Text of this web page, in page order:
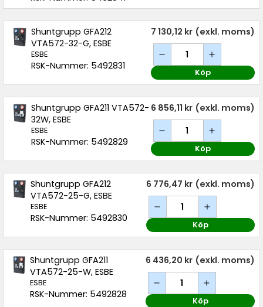
Shuntgrupp GFA212
VTA572-32-G, ESBE
ESBE
RSK-Nummer: 5492831
7 130,12 kr (exkl. moms)
Köp
Shuntgrupp GFA211 VTA572-
32W, ESBE
ESBE
RSK-Nummer: 5492829
6 856,11 kr (exkl. moms)
Köp
Shuntgrupp GFA212
VTA572-25-G, ESBE
ESBE
RSK-Nummer: 5492830
6 776,47 kr (exkl. moms)
Köp
Shuntgrupp GFA211
VTA572-25-W, ESBE
ESBE
RSK-Nummer: 5492828
6 436,20 kr (exkl. moms)
Köp